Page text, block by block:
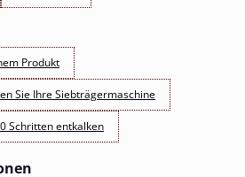
Produkt
Sie Ihre Siebträgermaschine
Schritten entkalken